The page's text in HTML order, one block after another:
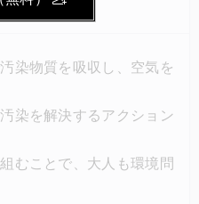
トには、空気中の有害な
2台またはディーゼル車
染物質を除去すること
染物質を吸収し、空気を
染を解決するアクション
むことで、大人も環境問